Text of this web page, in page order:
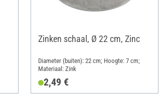
Zinken schaal, Ø 22 cm, Zinc
Diameter (buiten): 22 cm; Hoogte: 7 cm;
Materiaal: Zink
2,49 €